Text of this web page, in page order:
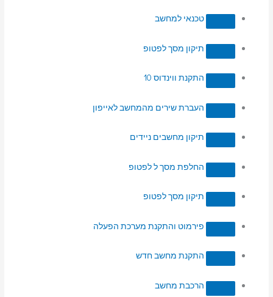
טכנאי למחשב
תיקון מסך לפטופ
התקנת ווינדוס 10
העברת שירים מהמחשב לאייפון
תיקון מחשבים ניידים
החלפת מסך ל לפטופ
תיקון מסך לפטופ
פירמוט והתקנת מערכת הפעלה
התקנת מחשב חדש
הרכבת מחשב